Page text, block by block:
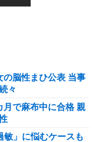
の脳性まひ公表 当事
々
月で麻布中に合格 親
敏」に悩むケースも